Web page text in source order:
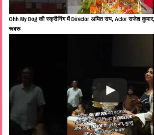
Ohh My Dog की स्क्रीनिंग में Director अमित राय, Actor राजेश
रूबरू